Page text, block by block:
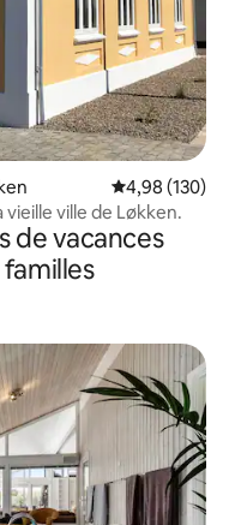
Évaluation
4,98 (130)
ville de Løkken.
de vacances
appréciés